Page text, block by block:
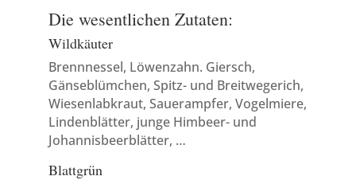
Die wesentlichen Zutaten:
Wildkäuter
Brennnessel, Löwenzahn. Giersch,
Gänseblümchen, Spitz- und Breitwegerich,
Wiesenlabkraut, Sauerampfer, Vogelmiere,
Lindenblätter, junge Himbeer- und
Johannisbeerblätter, …
Blattgrün